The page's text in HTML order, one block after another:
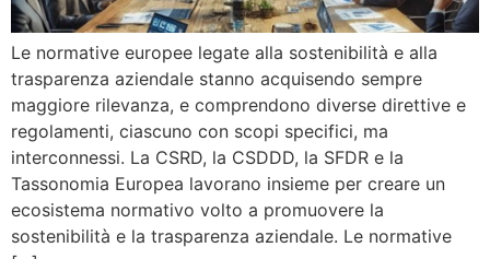
Le normative europee legate alla sostenibilità e alla
trasparenza aziendale stanno acquisendo sempre
maggiore rilevanza, e comprendono diverse direttive e
regolamenti, ciascuno con scopi specifici, ma
interconnessi. La CSRD, la CSDDD, la SFDR e la
Tassonomia Europea lavorano insieme per creare un
ecosistema normativo volto a promuovere la
sostenibilità e la trasparenza aziendale. Le normative